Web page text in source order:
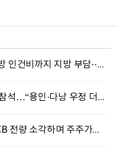
추미애, 재정개혁 촉구…"국가직 소방 인건비까지 지방 부담···이대로는 못 버틴다"
이상일, 한국-베트남 페스티벌 주빈 참석…“용인·다낭 우정 더 깊어질 것”
판타지오 남궁견 회장, 130억 규모 CB 전량 소각하며 주주가치 제고 박차